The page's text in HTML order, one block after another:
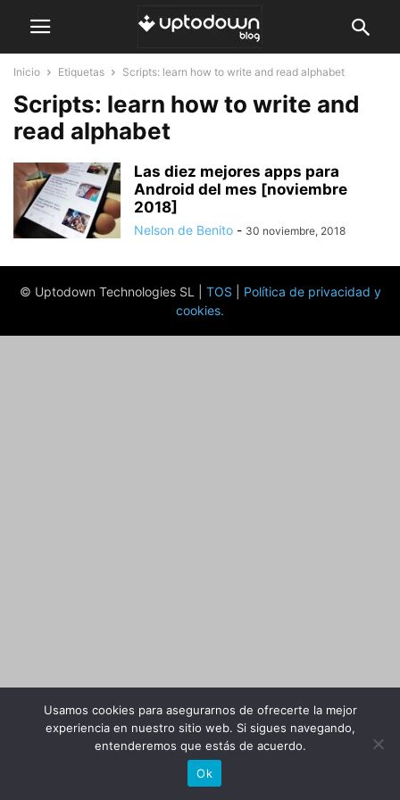
Inicio Etiquetas Scripts: learn how to write and read alphabet
Scripts: learn how to write and
read alphabet
Las diez mejores apps para
Android del mes [noviembre
2018]
Nelson de Benito - 30 noviembre, 2018
© Uptodown Technologies SL | TOS
Política de privacidad y
cookies.
Usamos cookies para asegurarnos de ofrecerte la mejor
experiencia en nuestro sitio web. Si sigues navegando,
entenderemos que estás de acuerdo.
Ok